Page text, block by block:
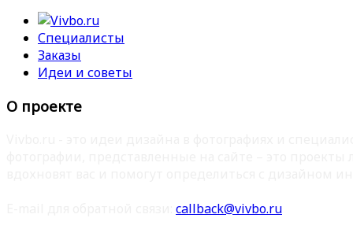
Специалисты
Заказы
Идеи и советы
О проекте
callback@vivbo.ru